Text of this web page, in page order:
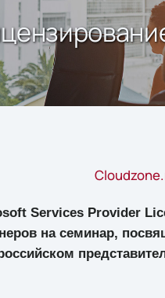
Services Provider
на семинар,